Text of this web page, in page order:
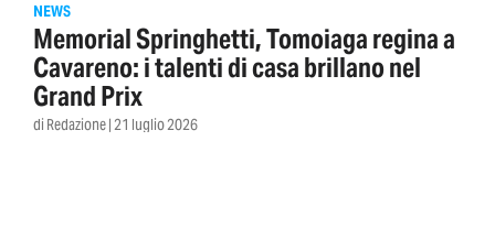
NEWS
Memorial Springhetti, Tomoiaga regina a
Cavareno: i talenti di casa brillano nel
Grand Prix
di Redazione | 21 luglio 2026